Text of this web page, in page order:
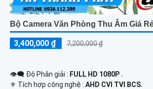
Bộ Camera Văn Phòng Thu Âm Giá
3,400,000 ₫ 7,200,000 ₫
👁️‍🗨 Độ Phân giải : FULL HD 1080P .
⚜️ Tích hợp công nghệ : AHD CVI TVI BCS.